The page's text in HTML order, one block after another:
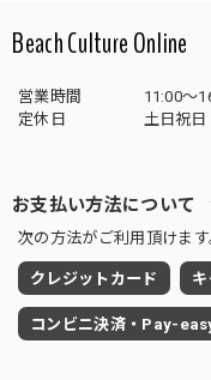
Beach Culture Online
営業時間
11:00～
定休日
土日祝日
お支払い方法について
次の方法がご利用頂けます
クレジットカード
コンビニ決済・Pay-